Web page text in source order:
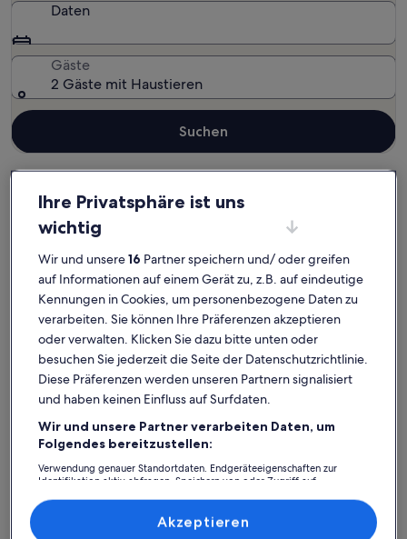
Daten
Gäste
2 Gäste mit Haustieren
Suchen
Haustierfreundliche Ferienunterkünfte in Middelhagen
Middelhagen: Entdecke
haustierfreundliche
Ferienunterkünfte
Weitere Infos zu Haus Boddenkieker 2 Rügen Mönchgut,
Weitere
Ihre Privatsphäre ist uns
wichtig
Wir und unsere16 Partner speichern und/ oder greifen
auf Informationen auf einem Gerät zu, z.B. auf eindeutige
Kennungen in Cookies, um personenbezogene Daten zu
verarbeiten. Sie können Ihre Präferenzen akzeptieren
oder verwalten. Klicken Sie dazu bitte unten oder
besuchen Sie jederzeit die Seite der Datenschutzrichtlinie.
Diese Präferenzen werden unseren Partnern signalisiert
und haben keinen Einfluss auf Surfdaten.
Wir und unsere Partner verarbeiten Daten, um
Folgendes bereitzustellen:
Verwendung genauer Standortdaten. Endgeräteeigenschaften zur
Identifikation aktiv abfragen. Speichern von oder Zugriff auf
Inhalte, Messung von Werbeleistung und der Performance von Inhalten,
Zielgruppenforschung sowie Entwicklung und Verbesserung von
Akzeptieren